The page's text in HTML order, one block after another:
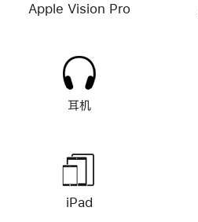
Apple Vision Pro
耳机
iPad